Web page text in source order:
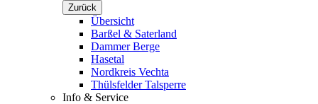
Zurück
Übersicht
Barßel & Saterland
Dammer Berge
Hasetal
Nordkreis Vechta
Thülsfelder Talsperre
Info & Service